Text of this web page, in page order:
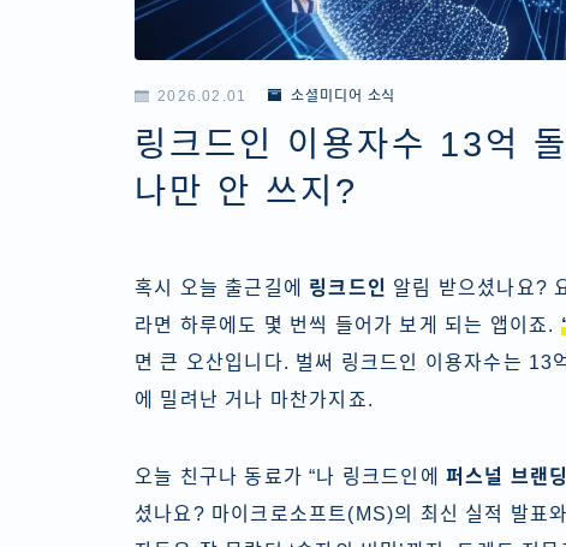
2026.02.01 소셜미디어 소식
링크드인 이용자수 13억
나만 안 쓰지?
혹시 오늘 출근길에 링크드인 알림 받으셨나요?
라면 하루에도 몇 번씩 들어가 보게 되는 앱이죠.
면 큰 오산입니다. 벌써 링크드인 이용자수는 13
에 밀려난 거나 마찬가지죠.
오늘 친구나 동료가 “나 링크드인에 퍼스널 브랜딩
셨나요? 마이크로소프트(MS)의 최신 실적 발표